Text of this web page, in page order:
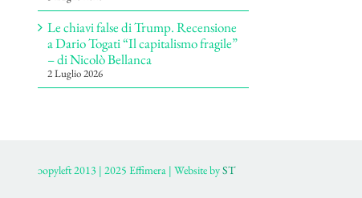
Le chiavi false di Trump. Recensione
a Dario Togati “Il capitalismo fragile”
– di Nicolò Bellanca
2 Luglio 2026
ɔopyleft 2013 | 2025 Effimera | Website byST